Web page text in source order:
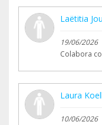
Laëtitia
19/06/2026
Colabora
Laura
10/06/2026